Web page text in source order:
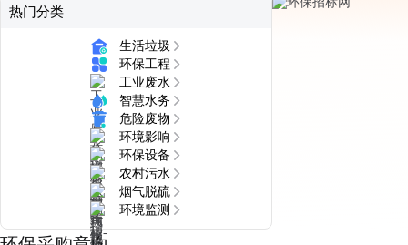
热门分类
生活垃圾
环保工程
工业废水
智慧水务
危险废物
环境影响
环保设备
农村污水
烟气脱硫
环境监测